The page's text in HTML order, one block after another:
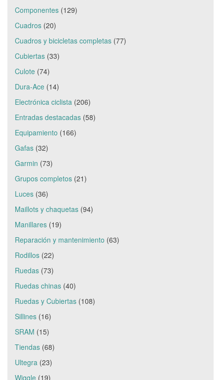
Componentes (129)
Cuadros (20)
Cuadros y bicicletas completas (77)
Cubiertas (33)
Culote (74)
Dura-Ace (14)
Electrónica ciclista (206)
Entradas destacadas (58)
Equipamiento (166)
Gafas (32)
Garmin (73)
Grupos completos (21)
Luces (36)
Maillots y chaquetas (94)
Manillares (19)
Reparación y mantenimiento (63)
Rodillos (22)
Ruedas (73)
Ruedas chinas (40)
Ruedas y Cubiertas (108)
Sillines (16)
SRAM (15)
Tiendas (68)
Ultegra (23)
Wiggle (19)